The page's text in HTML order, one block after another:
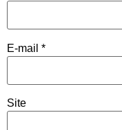
E-mail *
Site